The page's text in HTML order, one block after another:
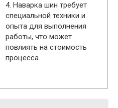
4. Наварка шин требует
специальной техники и
опыта для выполнения
работы, что может
повлиять на стоимость
процесса.